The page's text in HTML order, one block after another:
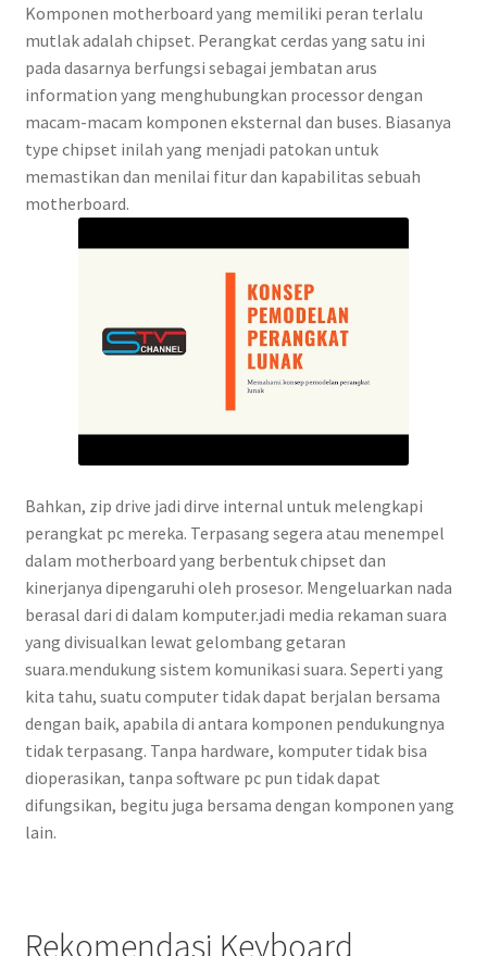
Komponen motherboard yang memiliki peran terlalu
mutlak adalah chipset. Perangkat cerdas yang satu ini
pada dasarnya berfungsi sebagai jembatan arus
information yang menghubungkan processor dengan
macam-macam komponen eksternal dan buses. Biasanya
type chipset inilah yang menjadi patokan untuk
memastikan dan menilai fitur dan kapabilitas sebuah
motherboard.
Bahkan, zip drive jadi dirve internal untuk melengkapi
perangkat pc mereka. Terpasang segera atau menempel
dalam motherboard yang berbentuk chipset dan
kinerjanya dipengaruhi oleh prosesor. Mengeluarkan nada
berasal dari di dalam komputer.jadi media rekaman suara
yang divisualkan lewat gelombang getaran
suara.mendukung sistem komunikasi suara. Seperti yang
kita tahu, suatu computer tidak dapat berjalan bersama
dengan baik, apabila di antara komponen pendukungnya
tidak terpasang. Tanpa hardware, komputer tidak bisa
dioperasikan, tanpa software pc pun tidak dapat
difungsikan, begitu juga bersama dengan komponen yang
lain.
Rekomendasi Keyboard